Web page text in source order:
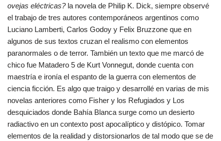
ovejas eléctricas?la novela de Philip K. Dick, siempre observé
el trabajo de tres autores contemporáneos argentinos como
Luciano Lamberti, Carlos Godoy y Felix Bruzzone que en
algunos de sus textos cruzan el realismo con elementos
paranormales o de terror. También un texto que me marcó de
chico fue Matadero 5 de Kurt Vonnegut, donde cuenta con
maestría e ironía el espanto de la guerra con elementos de
ciencia ficción. Es algo que traigo y desarrollé en varias de mis
novelas anteriores como Fisher y los Refugiados y Los
desquiciados donde Bahía Blanca surge como un desierto
radiactivo en un contexto post apocalíptico y distópico. Tomar
elementos de la realidad y distorsionarlos de tal modo que se de